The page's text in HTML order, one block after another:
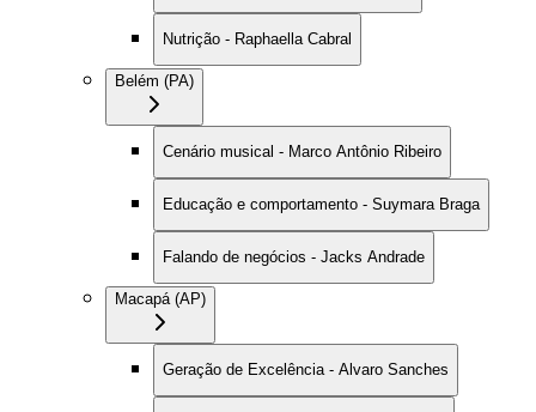
Nutrição - Raphaella Cabral
Belém (PA)
Cenário musical - Marco Antônio Ribeiro
Educação e comportamento - Suymara Braga
Falando de negócios - Jacks Andrade
Macapá (AP)
Geração de Excelência - Alvaro Sanches